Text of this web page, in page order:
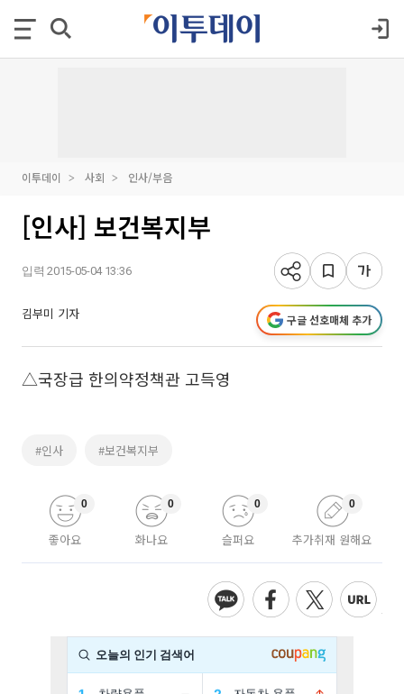
이투데이 사회 인사/부음
[인사] 보건복지부
입력 2015-05-04 13:36
김부미 기자 구글 선호매체 추가
△국장급 한의약정책관 고득영
#인사 #보건복지부
좋아요
0
화나요
0
슬퍼요
0
추가취재 원해요
0